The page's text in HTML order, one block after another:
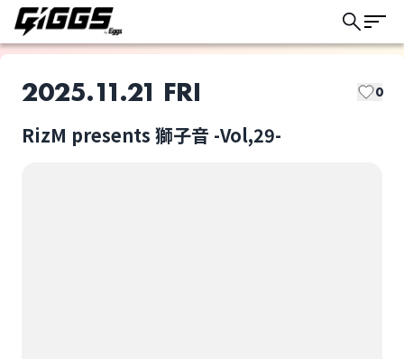
2025.11.21 FRI 0
RizM presents 獅子音 -Vol,29-
このライブの取り置きは終了しました